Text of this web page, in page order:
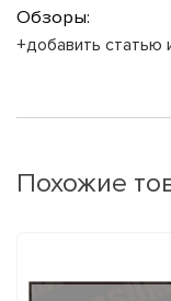
Обзоры:
+добавить статью
Похожие